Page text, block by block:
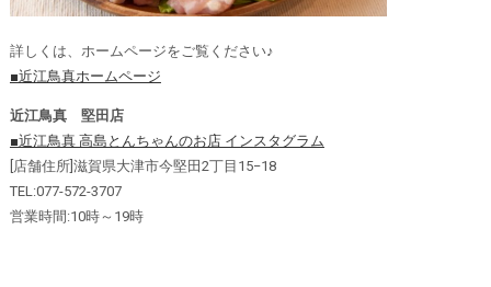
詳しくは、ホームページをご覧ください♪
■近江鳥真ホームページ
近江鳥真 堅田店
■近江鳥真 高島とんちゃんのお店 インスタグラム
[店舗住所]滋賀県大津市今堅田2丁目15−18
TEL:077-572-3707
営業時間:10時～19時